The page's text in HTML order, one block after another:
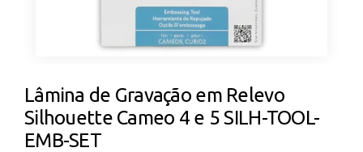
Lâmina de Gravação em Relevo
Silhouette Cameo 4 e 5 SILH-TOOL-
EMB-SET